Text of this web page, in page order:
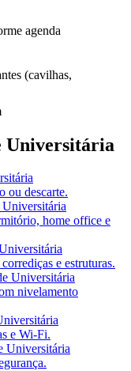
agenda
(cavilhas,
Universitária
ou descarte.
Universitária
home office e
e estruturas.
Universitária
nivelamento
e Wi-Fi.
Universitária